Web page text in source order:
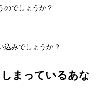
のでしょうか？
込みでしょうか？
まっているあな